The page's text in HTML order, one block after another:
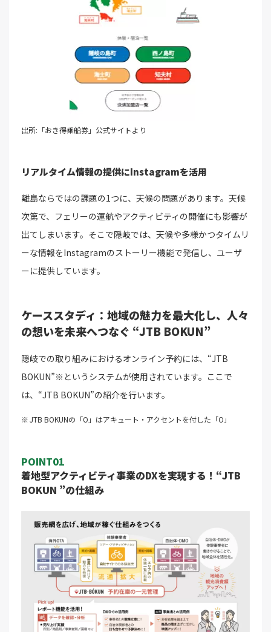
出所:「おき得乗船券」公式サイトより
リアルタイム情報の提供にInstagramを活用
離島ならではの課題の1つに、天候の問題があります。天候
次第で、フェリーの運航やアクティビティの開催にも影響が
出てしまいます。そこで隠岐では、天候や多様かつタイムリ
ーな情報をInstagramのストーリー機能で発信し、ユーザ
ーに提供しています。
ケーススタディ：地域の魅力を最大化し、人々
の想いを未来へつなぐ “JTB BOKUN”
隠岐での取り組みにおけるオンライン予約には、“JTB
BOKUN”※というシステムが使用されています。ここで
は、“JTB BOKUN”の紹介を行います。
JTB BOKUNの「O」はアキュート・アクセントを付した「O」
POINT01
着地型アクティビティ事業のDXを実現する！“JTB
BOKUN ”の仕組み